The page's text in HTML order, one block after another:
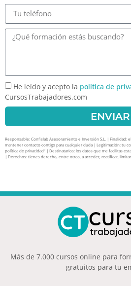
He leído y acepto la política de
CursosTrabajadores.com
ENVIAR
Responsable: Confislab Asesoramiento e Inversión S.L. |
mantener contacto contigo para cualquier duda | Legitimación: tu
política de privacidad” | Destinatarios: los datos que me facilitas
| Derechos: tienes derecho, entre otros, a acceder, rectificar,
Más de 7.000 cursos online para
gratuitos para tu